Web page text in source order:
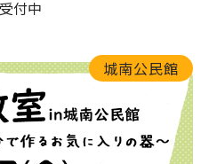
受付中
城南公民館